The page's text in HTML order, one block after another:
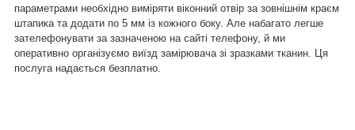
параметрами необхідно виміряти віконний отвір за зовнішнім краєм
штапика та додати по 5 мм із кожного боку. Але набагато легше
зателефонувати за зазначеною на сайті телефону, й ми
оперативно організуємо виїзд замірювача зі зразками тканин. Ця
послуга надається безплатно.